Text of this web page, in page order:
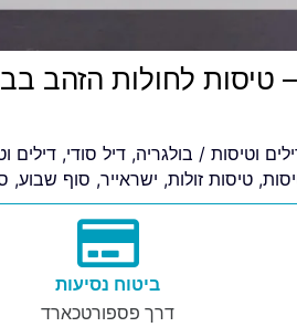
טיסות לחולות הזהב
וטיסות / בולגריה, דיל סודי, דילים
, טיסות זולות, ישראייר, סוף שבוע,
ביטוח נסיעות
דרך פספורטכארד